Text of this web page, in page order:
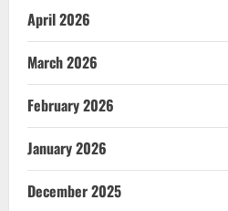
April 2026
March 2026
February 2026
January 2026
December 2025